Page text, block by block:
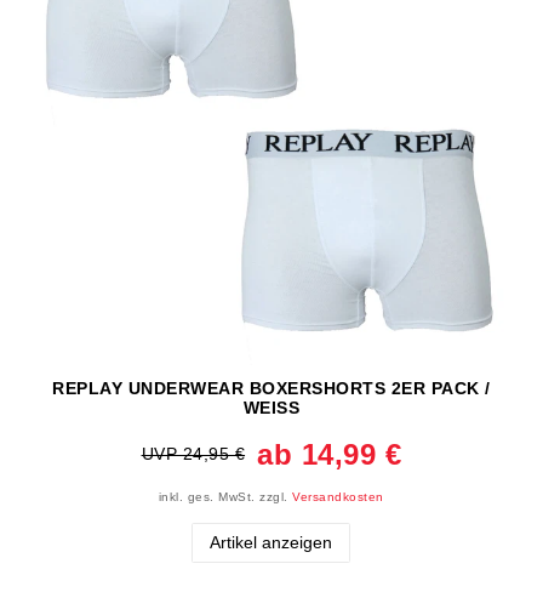
REPLAY UNDERWEAR BOXERSHORTS 2ER PACK /
WEISS
UVP 24,95 € ab 14,99 €
inkl. ges. MwSt. zzgl.Versandkosten
Artikel anzeigen